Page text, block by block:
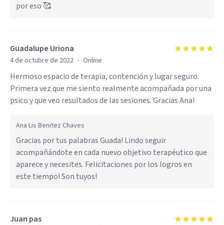
por eso 🥰
Guadalupe Uriona
4 de octubre de 2022 · Online
Hermoso espacio de terapia, contención y lugar seguro.
Primera vez que me siento realmente acompañada por una
psico y que veo resultados de las sesiones. Gracias Ana!
Ana Lis Benitez Chaves
Gracias por tus palabras Guada! Lindo seguir
acompañándote en cada nuevo objetivo terapéutico que
aparece y necesites. Felicitaciones por los logros en
este tiempo! Son tuyos!
Juan pas